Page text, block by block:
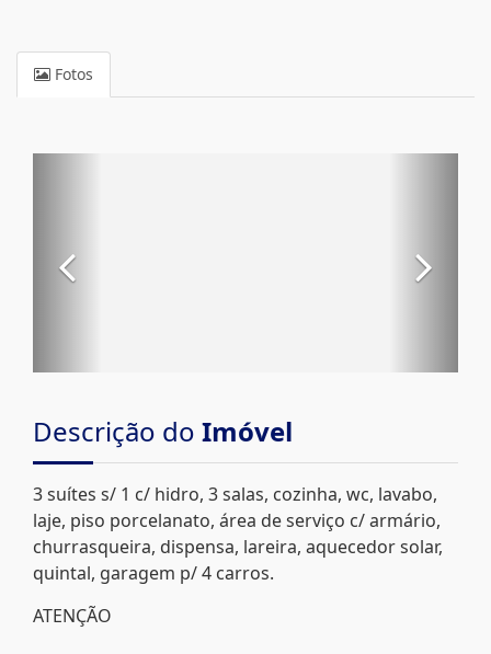
Fotos
Descrição do Imóvel
3 suítes s/ 1 c/ hidro, 3 salas, cozinha, wc, lavabo,
laje, piso porcelanato, área de serviço c/ armário,
churrasqueira, dispensa, lareira, aquecedor solar,
quintal, garagem p/ 4 carros.
ATENÇÃO